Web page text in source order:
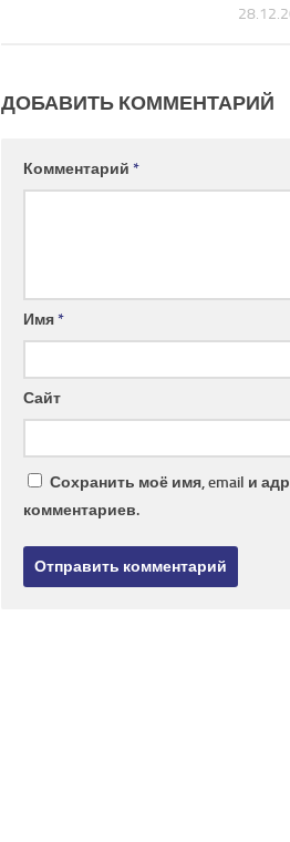
ДОБАВИТЬ КОММЕНТАРИЙ
Комментарий *
Имя*
Сайт
Сохранить моё имя, email и
комментариев.